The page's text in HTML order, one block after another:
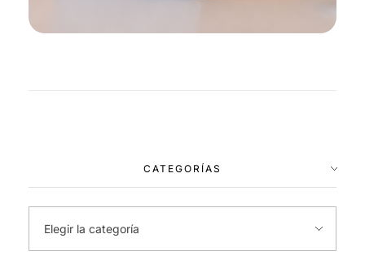
CATEGORÍAS